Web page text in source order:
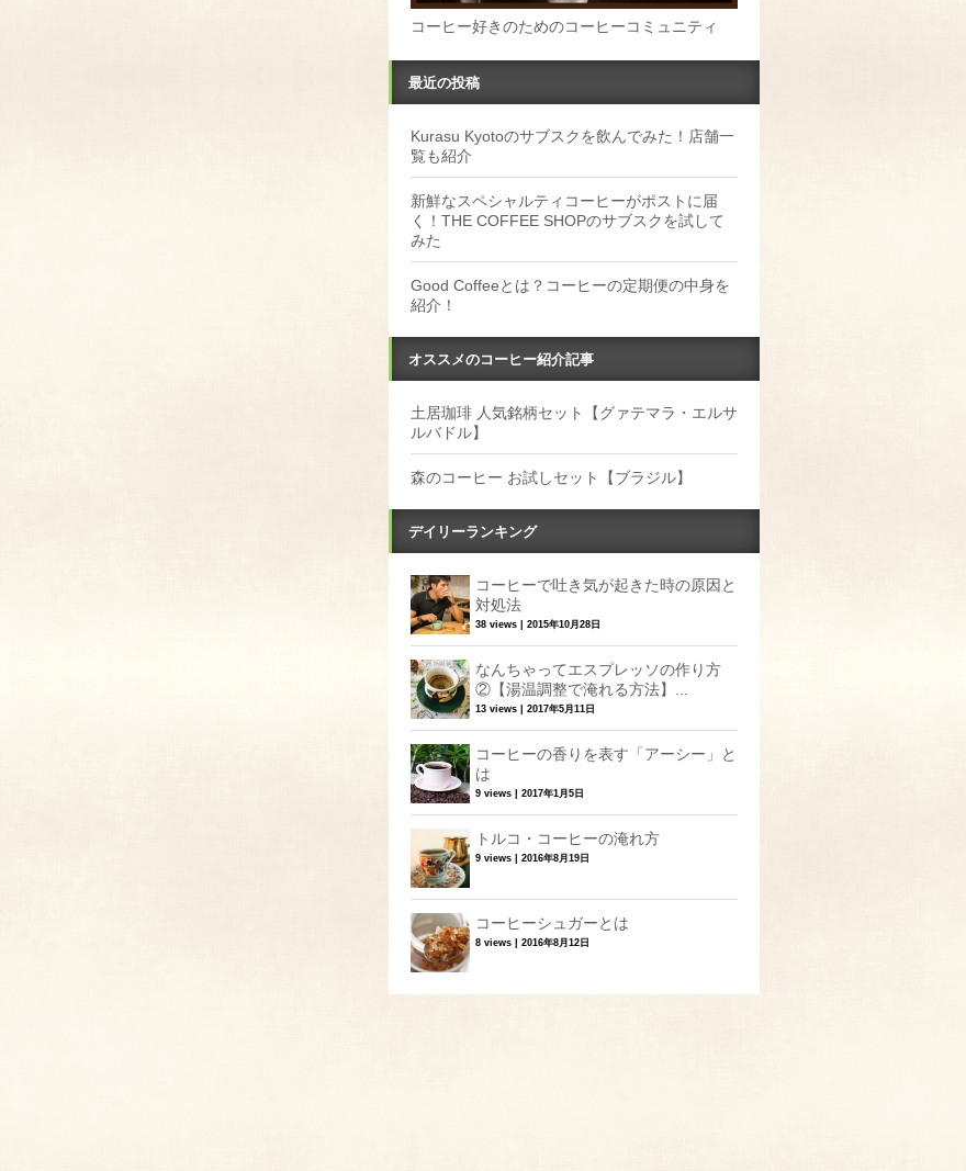
コーヒー好きのためのコーヒーコミュニティ
最近の投稿
Kurasu Kyotoのサブスクを飲んでみた！店舗一
覧も紹介
新鮮なスペシャルティコーヒーがポストに届
く！THE COFFEE SHOPのサブスクを試して
みた
Good Coffeeとは？コーヒーの定期便の中身を
紹介！
オススメのコーヒー紹介記事
土居珈琲 人気銘柄セット【グァテマラ・エルサ
ルバドル】
森のコーヒー お試しセット【ブラジル】
デイリーランキング
コーヒーで吐き気が起きた時の原因と
対処法
38 views 2015年10月28日
なんちゃってエスプレッソの作り方
②【湯温調整で淹れる方法】...
13 views 2017年5月11日
コーヒーの香りを表す「アーシー」と
は
9 views 2017年1月5日
トルコ・コーヒーの淹れ方
9 views 2016年8月19日
コーヒーシュガーとは
8 views 2016年8月12日